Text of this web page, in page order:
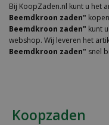
Bij KoopZaden.nl kunt u het
Beemdkroon zaden"
Beemdkroon zaden" kunt
webshop. Wij leveren het
Beemdkroon zaden" snel
Koopzaden